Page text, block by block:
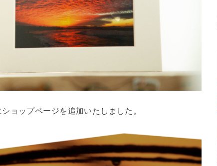
ショップページを追加いたしました。